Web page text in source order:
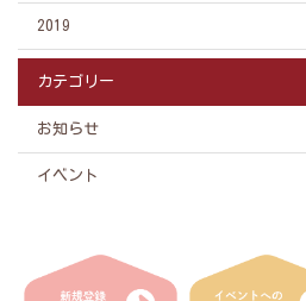
2019
カテゴリー
お知らせ
イベント